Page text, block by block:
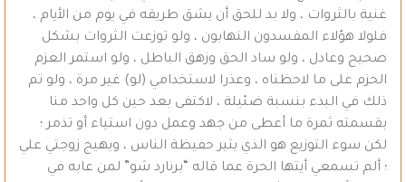
غنية بالثروات ، ولا بد للحق أن يشق طريقه في يوم من الأيام ،
فلولا هؤلاء المفسدون النهابون ، ولو توزعت الثروات بشكل
صحيح وعادل ، ولو ساد الحق وزهق الباطل ، ولو استمر العزم
الحزم على ما لاحظناه ، وعذرا لاستخدامي (لو) غير مرة ، ولو تم
ذلك في البدء بنسبة ضئيلة ، لاكتفى بعد حين كل واحد منا
بقسمته ثمرة ما أعطى من جهد وعمل دون استياء أو تذمر ؛
لكن سوء التوزيع هو الذي يثير حفيظة الناس ، ويهيج زوجتي علي
؛ ألم تسمعي أيتها الحرة عما قاله “برنارد شو” لمن عابه في